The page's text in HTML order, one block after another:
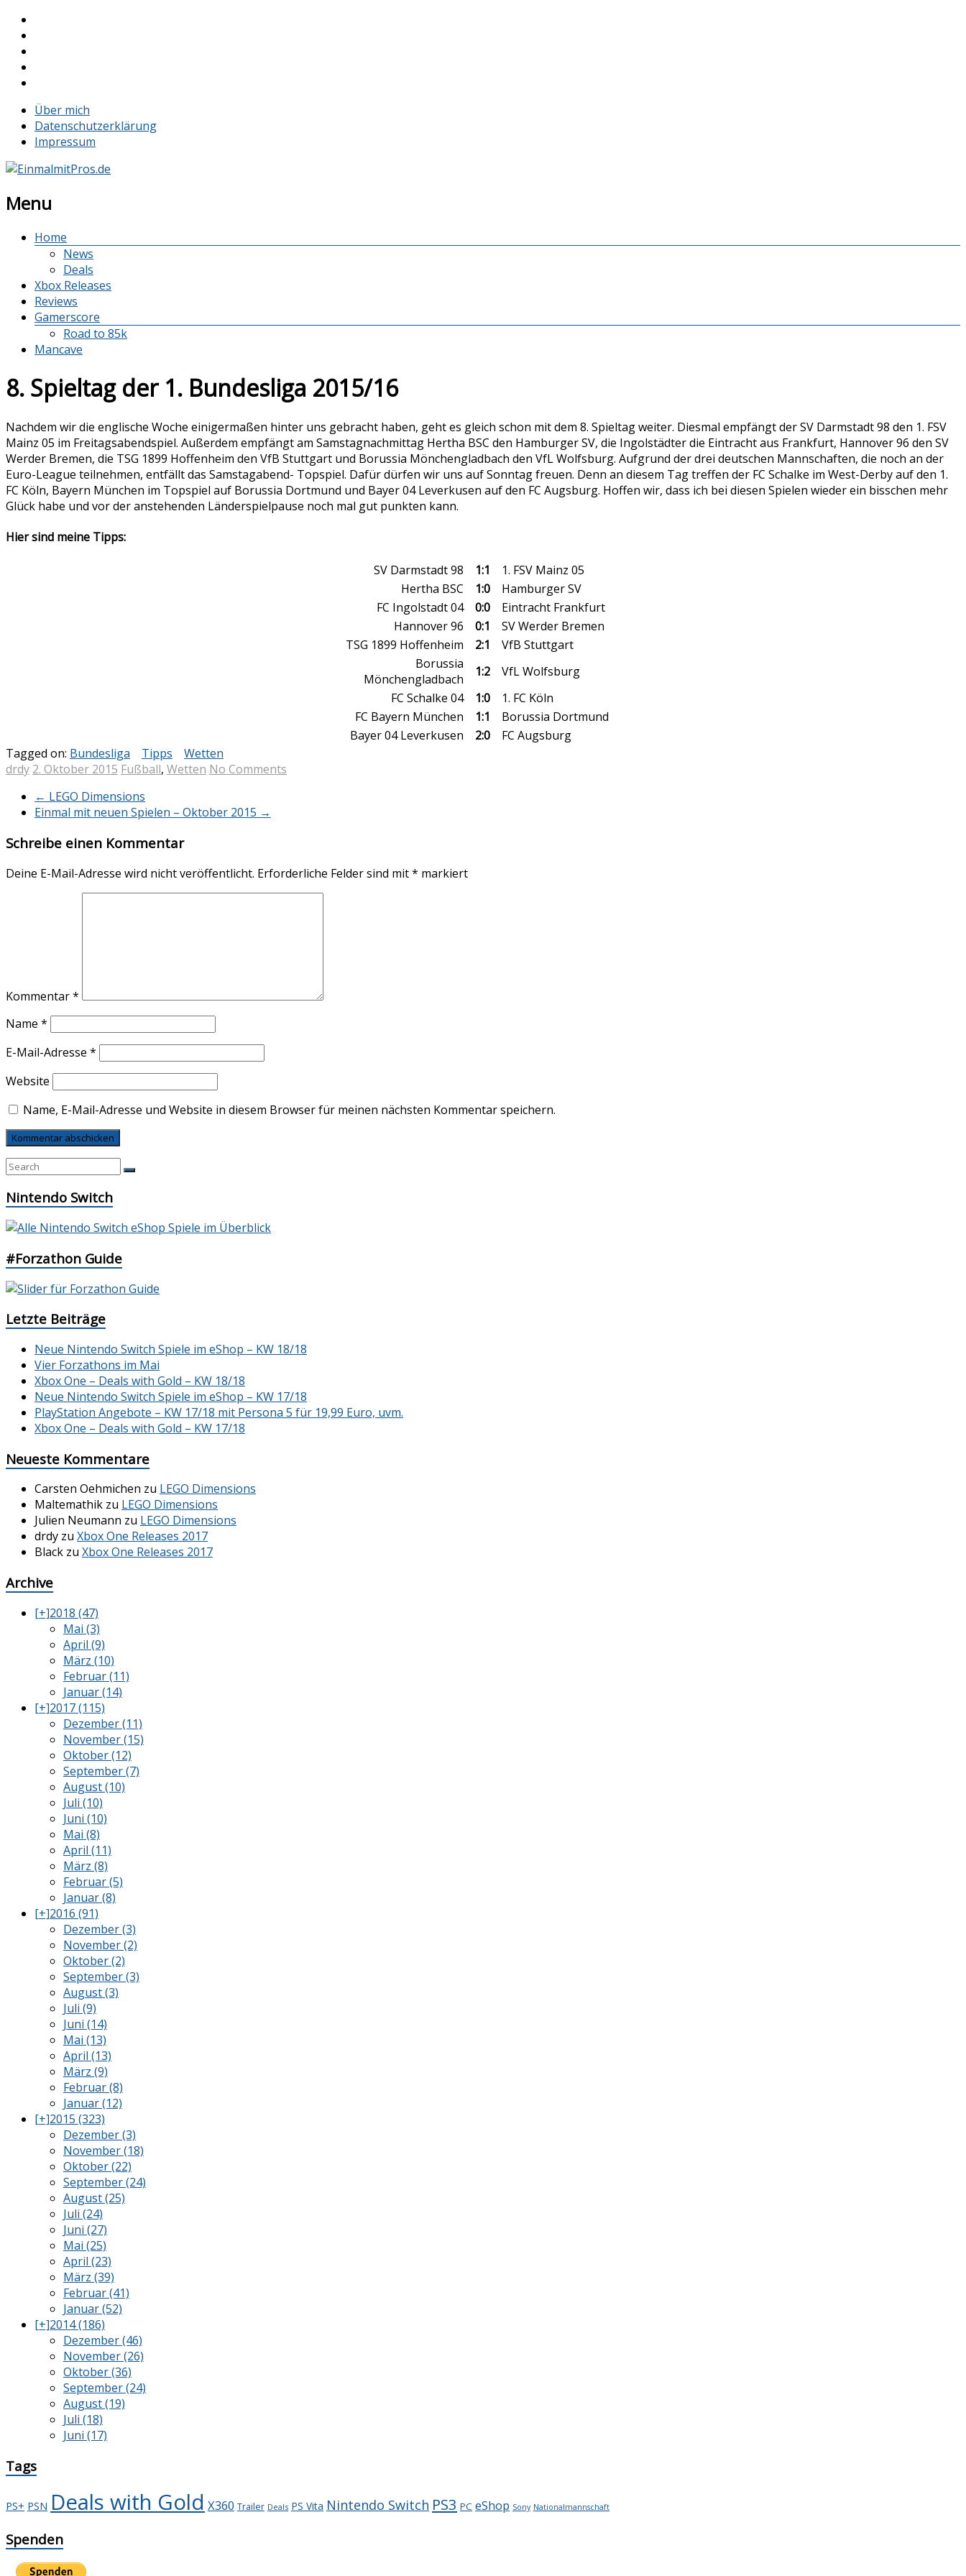
Über mich
Datenschutzerklärung
Impressum
Menu
Home
News
Deals
Xbox Releases
Reviews
Gamerscore
Road to 85k
Mancave
8. Spieltag der 1. Bundesliga 2015/16
Nachdem wir die englische Woche einigermaßen hinter uns gebracht haben, geht es gleich schon mit dem 8. Spieltag weiter. Diesmal empfängt der SV Darmstadt 98 den 1. FSV
Mainz 05 im Freitagsabendspiel. Außerdem empfängt am Samstagnachmittag Hertha BSC den Hamburger SV, die Ingolstädter die Eintracht aus Frankfurt, Hannover 96 den SV
Werder Bremen, die TSG 1899 Hoffenheim den VfB Stuttgart und Borussia Mönchengladbach den VfL Wolfsburg. Aufgrund der drei deutschen Mannschaften, die noch an der
Euro-League teilnehmen, entfällt das Samstagabend- Topspiel. Dafür dürfen wir uns auf Sonntag freuen. Denn an diesem Tag treffen der FC Schalke im West-Derby auf den 1.
FC Köln, Bayern München im Topspiel auf Borussia Dortmund und Bayer 04 Leverkusen auf den FC Augsburg. Hoffen wir, dass ich bei diesen Spielen wieder ein bisschen mehr
Glück habe und vor der anstehenden Länderspielpause noch mal gut punkten kann.
Hier sind meine Tipps:
SV Darmstadt 98 1:1
1. FSV Mainz 05
Hertha BSC
1:0
Hamburger SV
FC Ingolstadt 04
0:0
Eintracht Frankfurt
Hannover 96
0:1
SV Werder Bremen
TSG 1899 Hoffenheim
2:1
VfB Stuttgart
Borussia
Mönchengladbach
1:2
VfL Wolfsburg
FC Schalke 04
1:0
1. FC Köln
FC Bayern München
1:1
Borussia Dortmund
Bayer 04 Leverkusen
2:0
FC Augsburg
Tagged on: Bundesliga Tipps
Wetten
drdy 2. Oktober 2015 Fußball, Wetten No Comments
← LEGO Dimensions
Einmal mit neuen Spielen – Oktober 2015 →
Schreibe einen Kommentar
Deine E-Mail-Adresse wird nicht veröffentlicht. Erforderliche Felder sind mit* markiert
Kommentar*
Name *
E-Mail-Adresse *
Website
Name, E-Mail-Adresse und Website in diesem Browser für meinen nächsten Kommentar speichern.
Nintendo Switch
#Forzathon Guide
Letzte Beiträge
Neue Nintendo Switch Spiele im eShop – KW 18/18
Vier Forzathons im Mai
Xbox One – Deals with Gold – KW 18/18
Neue Nintendo Switch Spiele im eShop – KW 17/18
PlayStation Angebote – KW 17/18 mit Persona 5 für 19,99 Euro, uvm.
Xbox One – Deals with Gold – KW 17/18
Neueste Kommentare
Carsten Oehmichen zu LEGO Dimensions
Maltemathik zu LEGO Dimensions
Julien Neumann zu LEGO Dimensions
drdy zu Xbox One Releases 2017
Black zu Xbox One Releases 2017
Archive
[+]2018 (47)
Mai (3)
April (9)
März (10)
Februar (11)
Januar (14)
[+]2017 (115)
Dezember (11)
November (15)
Oktober (12)
September (7)
August (10)
Juli (10)
Juni (10)
Mai (8)
April (11)
März (8)
Februar (5)
Januar (8)
[+]2016 (91)
Dezember (3)
November (2)
Oktober (2)
September (3)
August (3)
Juli (9)
Juni (14)
Mai (13)
April (13)
März (9)
Februar (8)
Januar (12)
[+]2015 (323)
Dezember (3)
November (18)
Oktober (22)
September (24)
August (25)
Juli (24)
Juni (27)
Mai (25)
April (23)
März (39)
Februar (41)
Januar (52)
[+]2014 (186)
Dezember (46)
November (26)
Oktober (36)
September (24)
August (19)
Juli (18)
Juni (17)
Tags
PS+ PSN Deals with Gold X360 Trailer Deals PS Vita Nintendo Switch PS3 PC eShop Sony Nationalmannschaft
Spenden